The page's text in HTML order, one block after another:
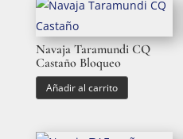
Navaja Taramundi CQ
Castaño Bloqueo
Añadir al carrito